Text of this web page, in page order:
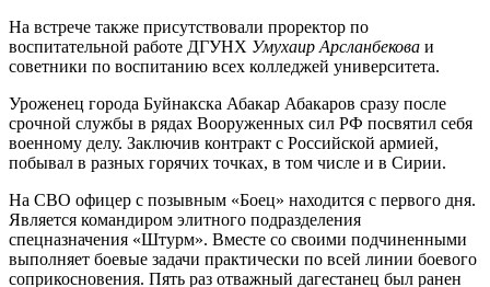
На встрече также присутствовали проректор по
воспитательной работе ДГУНХ Умухаир Арсланбекова и
советники по воспитанию всех колледжей университета.
Уроженец города Буйнакска Абакар Абакаров сразу после
срочной службы в рядах Вооруженных сил РФ посвятил себя
военному делу. Заключив контракт с Российской армией,
побывал в разных горячих точках, в том числе и в Сирии.
На СВО офицер с позывным «Боец» находится с первого дня.
Является командиром элитного подразделения
спецназначения «Штурм». Вместе со своими подчиненными
выполняет боевые задачи практически по всей линии боевого
соприкосновения. Пять раз отважный дагестанец был ранен